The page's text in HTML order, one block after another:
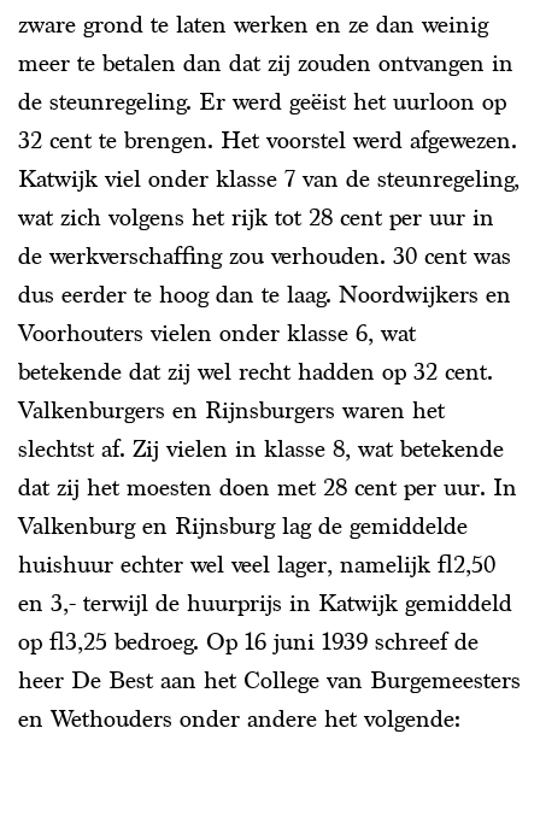
zware grond te laten werken en ze dan weinig
meer te betalen dan dat zij zouden ontvangen in
de steunregeling. Er werd geëist het uurloon op
32 cent te brengen. Het voorstel werd afgewezen.
Katwijk viel onder klasse 7 van de steunregeling,
wat zich volgens het rijk tot 28 cent per uur in
de werkverschaffing zou verhouden. 30 cent was
dus eerder te hoog dan te laag. Noordwijkers en
Voorhouters vielen onder klasse 6, wat
betekende dat zij wel recht hadden op 32 cent.
Valkenburgers en Rijnsburgers waren het
slechtst af. Zij vielen in klasse 8, wat betekende
dat zij het moesten doen met 28 cent per uur. In
Valkenburg en Rijnsburg lag de gemiddelde
huishuur echter wel veel lager, namelijk fl2,50
en 3,- terwijl de huurprijs in Katwijk gemiddeld
op fl3,25 bedroeg. Op 16 juni 1939 schreef de
heer De Best aan het College van Burgemeesters
en Wethouders onder andere het volgende: